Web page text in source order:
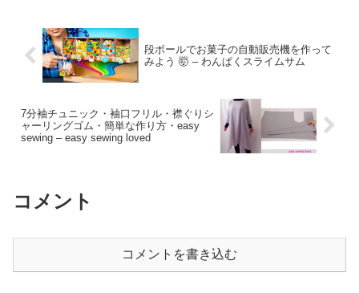
段ボールでお菓子の自動販売機を作って
みよう 🤯 – わんぱくスライムサム
7分袖チュニック・袖口フリル・襟ぐりシ
ャーリングゴム・簡単な作り方・easy
sewing – easy sewing loved
コメント
コメントを書き込む